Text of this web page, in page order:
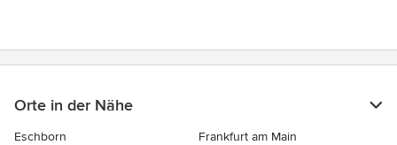
Orte in der Nähe
Eschborn
Frankfurt am Main